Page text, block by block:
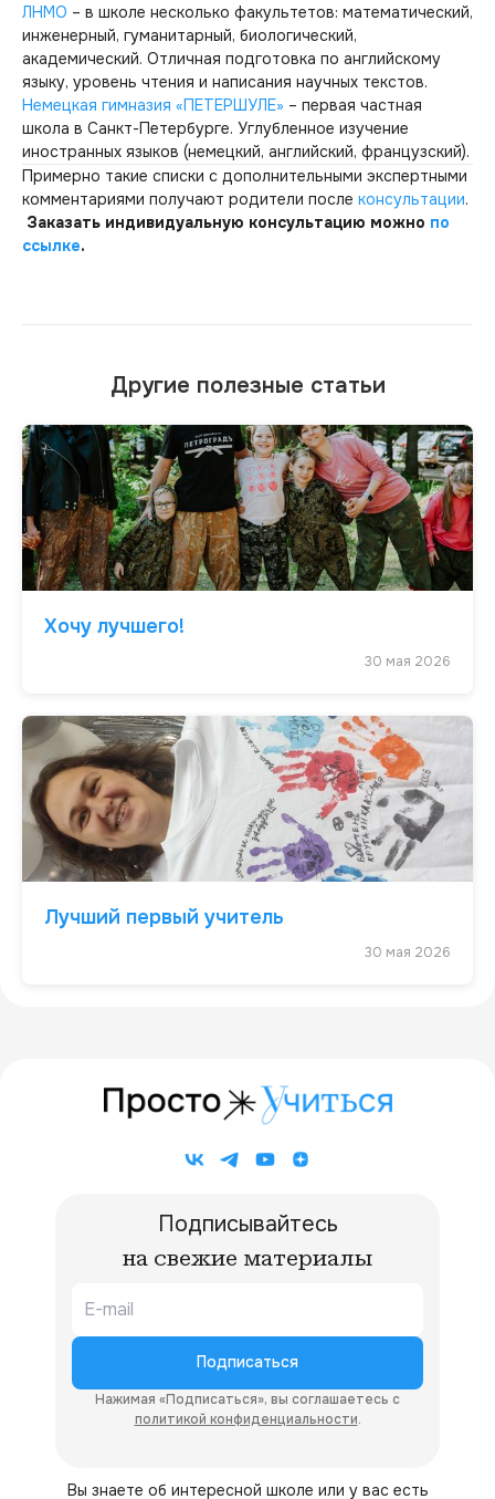
ЛНМО – в школе несколько факультетов: математический,
инженерный, гуманитарный, биологический,
академический. Отличная подготовка по английскому
языку, уровень чтения и написания научных текстов.
Немецкая гимназия «ПЕТЕРШУЛЕ» – первая частная
школа в Санкт-Петербурге. Углубленное изучение
иностранных языков (немецкий, английский, французский).
Примерно такие списки с дополнительными экспертными
комментариями получают родители после консультации.
Заказать индивидуальную консультацию можно по
ссылке.
Другие полезные статьи
Хочу лучшего!
30 мая 2026
Лучший первый учитель
30 мая 2026
Подписывайтесь
на свежие материалы
Подписаться
Нажимая «Подписаться», вы соглашаетесь с
политикой конфиденциальности.
Вы знаете об интересной школе или у вас есть